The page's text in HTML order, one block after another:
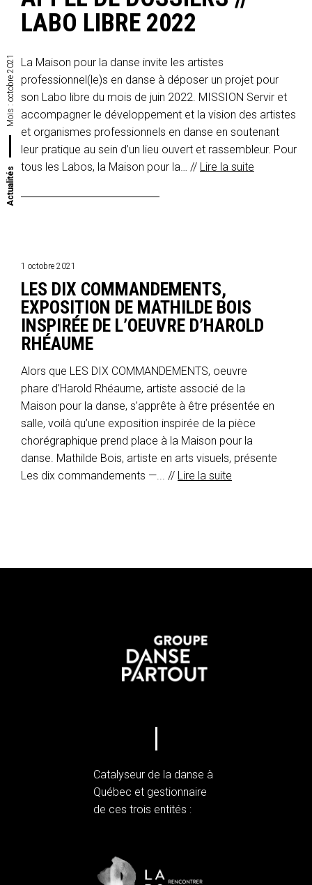
LABO LIBRE 2022
Actualités
Mois :
octobre 2021
La Maison pour la danse invite les artistes
professionnel(le)s en danse à déposer un projet pour
son Labo libre du mois de juin 2022. MISSION Servir et
accompagner le développement et la vision des artistes
et organismes professionnels en danse en soutenant
leur pratique au sein d’un lieu ouvert et rassembleur. Pour
tous les Labos, la Maison pour la… // Lire la suite
1 octobre 2021
LES DIX COMMANDEMENTS,
EXPOSITION DE MATHILDE BOIS
INSPIRÉE DE L’OEUVRE D’HAROLD
RHÉAUME
Alors que LES DIX COMMANDEMENTS, oeuvre
phare d’Harold Rhéaume, artiste associé de la
Maison pour la danse, s’apprête à être présentée en
salle, voilà qu’une exposition inspirée de la pièce
chorégraphique prend place à la Maison pour la
danse. Mathilde Bois, artiste en arts visuels, présente
Les dix commandements —... // Lire la suite
Catalyseur de la danse à
Québec et gestionnaire
de ces trois entités :